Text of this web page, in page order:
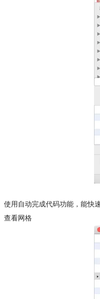
使用自动完成代码功能，能快
查看网格